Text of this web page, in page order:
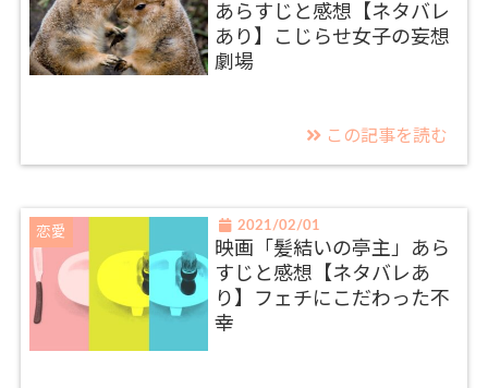
あらすじと感想【ネタバレ
あり】こじらせ女子の妄想
劇場
この記事を読む
恋愛 2021/02/01
映画「髪結いの亭主」あら
すじと感想【ネタバレあ
り】フェチにこだわった不
幸